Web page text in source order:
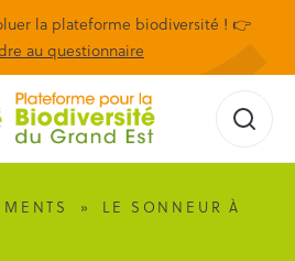
la plateforme biodiversité ! 👉
au questionnaire
»
LE SONNEUR À